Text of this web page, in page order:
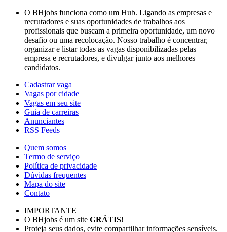
O BHjobs funciona como um Hub. Ligando as empresas e
recrutadores e suas oportunidades de trabalhos aos
profissionais que buscam a primeira oportunidade, um novo
desafio ou uma recolocação. Nosso trabalho é concentrar,
organizar e listar todas as vagas disponibilizadas pelas
empresa e recrutadores, e divulgar junto aos melhores
candidatos.
Cadastrar vaga
Vagas por cidade
Vagas em seu site
Guia de carreiras
Anunciantes
RSS Feeds
Quem somos
Termo de serviço
Política de privacidade
Dúvidas frequentes
Mapa do site
Contato
IMPORTANTE
O BHjobs é um site GRÁTIS!
Proteja seus dados, evite compartilhar informações sensíveis.